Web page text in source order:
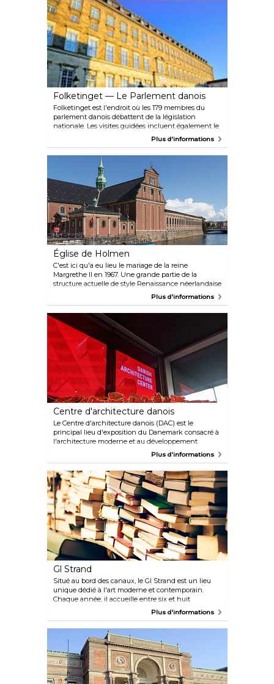
donnant sur le port, un escalator mène à une
fresque de 210 mètres carrés au plafond réalisée par
le célèbre artiste danois Per Kirkeby. Au bout du
couloir se trouvent la « vieille bibliothèque » et sa
salle de lecture nordique aux allures de Poudlard,
ornée de lampes de bureau vintage et de colonnes
classiques.
Folketinget — Le Parlement danois
Folketinget est l'endroit où les 179 membres du
parlement danois débattent de la législation
nationale. Les visites guidées incluent également le
Wanderer's Hall, qui contient la copie originale de la
promulguée en 1849. En dehors de la haute saison
estivale, les visites guidées ont généralement lieu à
13 heures certains dimanches et jours fériés. Les
dates sont indiquées sur le site Web, où vous pouvez
également réserver des billets pour les visites.
Plus d'informations
Église de Holmen
C'est ici qu'a eu lieu le mariage de la reine
Margrethe II en 1967. Une grande partie de la
structure actuelle de style Renaissance néerlandaise
date de 1641, mais la nef de l'église a été construite à
l'origine en 1562 pour servir de forge d'ancres, avant
que le lieu soit transformé en église pour la Royal
Navy en 1619. La chapelle funéraire du bâtiment
contient les ossements de l'amiral Niels Juel, qui a
repoussé les Suédois lors de la bataille cruciale de la
baie de Køge en 1677. Parmi les autres points forts,
citons un retable et une chaire en chêne du XVIIe
siècle finement sculptés.
Plus d'informations
Centre d'architecture danois
Le Centre d'architecture danois (DAC) est le
principal lieu d'exposition du Danemark consacré à
l'architecture moderne et au développement
urbain. Il est situé dans un ancien entrepôt au bord
temporaires, des discussions, des débats et des
événements culturels. Déjeunez au café et ne
manquez pas de vous arrêter à la librairie qui
propose une des meilleures sélections de livres sur
l'architecture et le design.
Plus d'informations
Gl Strand
Situé au bord des canaux, le Gl Strand est un lieu
unique dédié à l'art moderne et contemporain.
Chaque année, il accueille entre six et huit
expositions présentant les dernières tendances de
des performances et d'autres événements.
Plus d'informations